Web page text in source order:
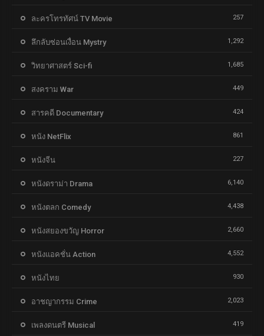
ละครโทรทัศน์ TV Movie 257
ลึกลับซ่อนเงื่อน Mystry 1,292
วิทยาศาสตร์ Sci-fi 1,685
สงคราม War 449
สารคดี Documentary 424
หนัง NetFlix 861
หนังจีน 227
หนังดราม่า Drama 6,140
หนังตลก Comedy 4,438
หนังสยองขวัญ Horror 2,660
หนังแอคชั่น Action 4,552
หนังไทย 930
อาชญากรรม Crime 2,023
เพลงดนตรี Musical 419